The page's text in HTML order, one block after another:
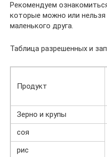
Рекомендуем
которые можно или
маленького друга.
Таблица разрешенных и
Продукт
Зерно и крупы
соя
рис